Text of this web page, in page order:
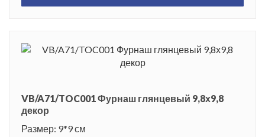
VB/A71/TOC001 Фурнаш глянцевый 9,8х9,8
декор
Размер: 9*9 см